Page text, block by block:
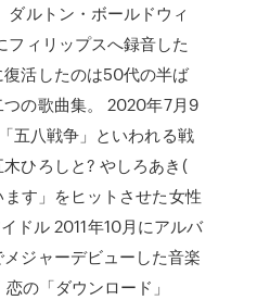
ルトン・ボールドウィ
フィリップスへ録音した
活したのは50代の半ば
の歌曲集。 2020年7月9
五八戦争」といわれる戦
ひろしと? やしろあき(
す」をヒットさせた女性
ドル 2011年10月にアルバ
ジャーデビューした音楽
の「ダウンロード」